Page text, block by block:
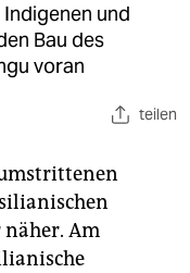
und
Bau des
voran
teilen
Am